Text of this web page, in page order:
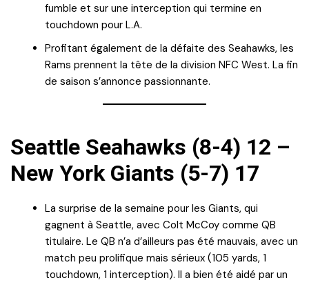
fumble et sur une interception qui termine en
touchdown pour L.A.
Profitant également de la défaite des Seahawks, les
Rams prennent la tête de la division NFC West. La fin
de saison s’annonce passionnante.
Seattle Seahawks (8-4) 12 –
New York Giants (5-7) 17
La surprise de la semaine pour les Giants, qui
gagnent à Seattle, avec Colt McCoy comme QB
titulaire. Le QB n’a d’ailleurs pas été mauvais, avec un
match peu prolifique mais sérieux (105 yards, 1
touchdown, 1 interception). Il a bien été aidé par un